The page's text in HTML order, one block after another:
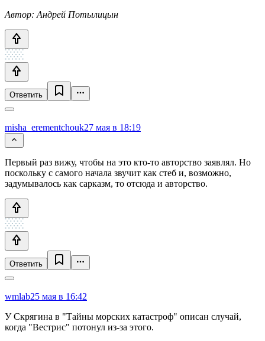
Автор: Андрей Потылицын
Ответить
misha_erementchouk27 мая в 18:19
Первый раз вижу, чтобы на это кто-то авторство заявлял. Но
поскольку с самого начала звучит как стеб и, возможно,
задумывалось как сарказм, то отсюда и авторство.
Ответить
wmlab25 мая в 16:42
У Скрягина в "Тайны морских катастроф" описан случай,
когда "Вестрис" потонул из-за этого.